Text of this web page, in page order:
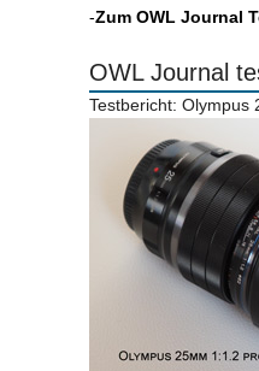
-Zum OWL Journal
OWL Journal
Testbericht: Olympus